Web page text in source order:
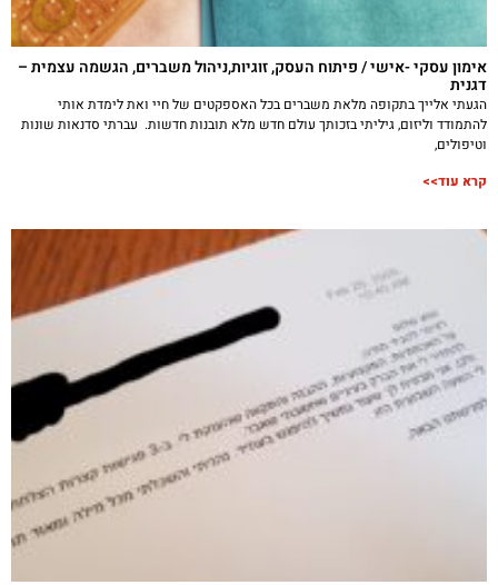
אימון עסקי -אישי / פיתוח העסק, זוגיות,ניהול משברים, הגשמה עצמית –
דגנית
הגעתי אלייך בתקופה מלאת משברים בכל האספקטים של חיי ואת לימדת אותי
להתמודד וליזום, גיליתי בזכותך עולם חדש מלא תובנות חדשות. עברתי סדנאות שונות
וטיפולים,
קרא עוד>>